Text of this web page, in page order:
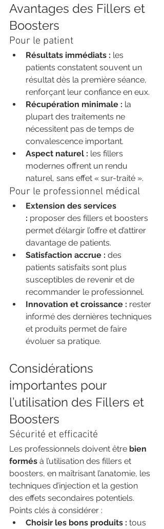
Avantages des Fillers et
Boosters
Pour le patient
Résultats immédiats : les
patients constatent souvent un
résultat dès la première séance,
renforçant leur confiance en eux.
Récupération minimale : la
plupart des traitements ne
nécessitent pas de temps de
convalescence important.
Aspect naturel : les fillers
modernes offrent un rendu
naturel, sans effet « sur-traité ».
Pour le professionnel médical
Extension des services
: proposer des fillers et boosters
permet d’élargir l’offre et d’attirer
davantage de patients.
Satisfaction accrue : des
patients satisfaits sont plus
susceptibles de revenir et de
recommander le professionnel.
Innovation et croissance : rester
informé des dernières techniques
et produits permet de faire
évoluer sa pratique.
Considérations
importantes pour
l’utilisation des Fillers et
Boosters
Sécurité et efficacité
Les professionnels doivent être bien
formés à l’utilisation des fillers et
boosters, en maîtrisant l’anatomie, les
techniques d’injection et la gestion
des effets secondaires potentiels.
Points clés à considérer :
Choisir les bons produits : tous